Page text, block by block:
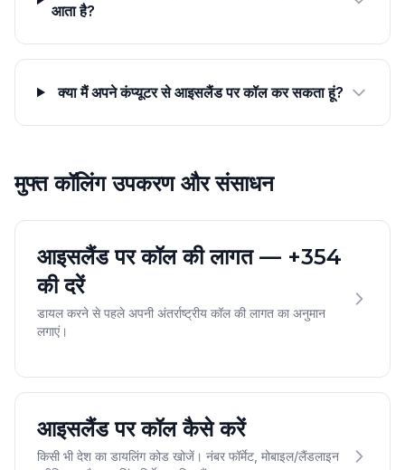
आता है?
क्या मैं अपने कंप्यूटर से आइसलैंड पर कॉल कर सकता हूं?
मुफ्त कॉलिंग उपकरण और संसाधन
आइसलैंड पर कॉल की लागत — +354
की दरें
डायल करने से पहले अपनी अंतर्राष्ट्रीय कॉल की लागत का अनुमान
लगाएं।
आइसलैंड पर कॉल कैसे करें
किसी भी देश का डायलिंग कोड खोजें। नंबर फॉर्मेट, मोबाइल/लैंडलाइन